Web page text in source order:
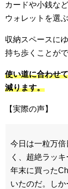
カードや小銭な
ウォレットを選
収納スペースに
持ち歩くことがで
使い道に合わせ
減ります。
【実際の声】
今日は一粒万
く、超絶ラッ
年末に買った
いたのだ。し